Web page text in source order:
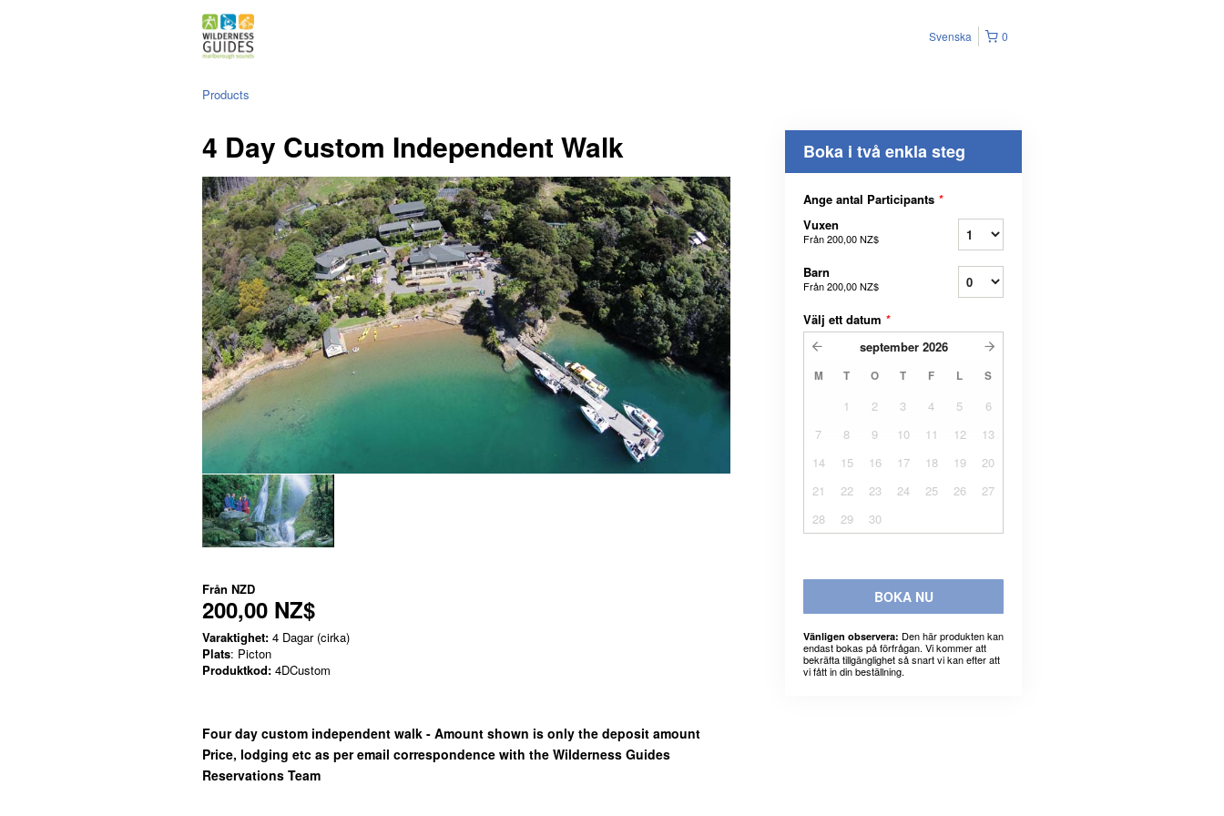
0
Svenska
Products
4 Day Custom Independent Walk
Från NZD
200,00 NZ$
Varaktighet: 4 Dagar (cirka)
Plats: Picton
Produktkod: 4DCustom
Four day custom independent walk - Amount shown is only the deposit amount
Price, lodging etc as per email correspondence with the Wilderness Guides
Reservations Team
Boka i två enkla steg
Ange antal Participants *
Vuxen
Från200,00 NZ$
Barn
Från200,00 NZ$
Välj ett datum *
september 2026
M T O T F L S
1 2 3 4 5
6
7
8 9 10 11 12
13
14
15 16 17 18 19
20
21
22 23 24 25 26
27
28
29 30
BOKA NU
Vänligen observera: Den här produkten kan
endast bokas på förfrågan. Vi kommer att
bekräfta tillgänglighet så snart vi kan efter att
vi fått in din beställning.